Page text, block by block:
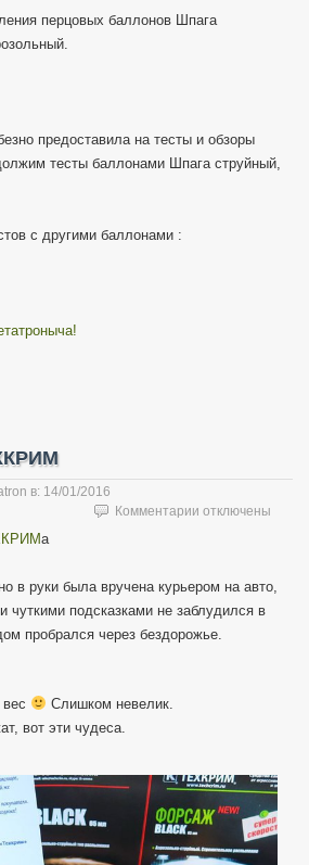
перцовых баллонов Шпага
предоставила на тесты и обзоры
тесты баллонами Шпага струйный,
с другими баллонами :
в: 14/01/2016
Комментарии к
ТЕХКРИМ
отключены
а
в руки была вручена курьером на авто,
чуткими подсказками не заблудился в
пробрался через бездорожье.
Слишком невелик.
вот эти чудеса.